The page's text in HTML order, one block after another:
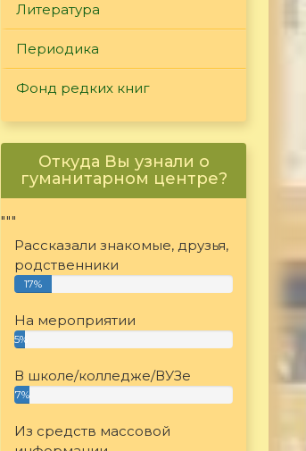
Литература
Периодика
Фонд редких книг
Откуда Вы узнали о
гуманитарном центре?
"""
Рассказали знакомые, друзья,
родственники
17%
На мероприятии
5%
В школе/колледже/ВУЗе
7%
Из средств массовой